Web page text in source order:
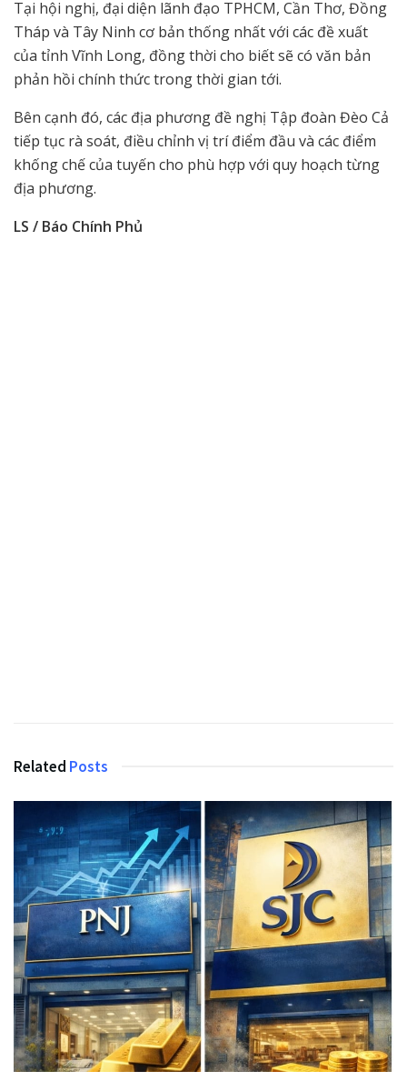
Tại hội nghị, đại diện lãnh đạo TPHCM, Cần Thơ, Đồng
Tháp và Tây Ninh cơ bản thống nhất với các đề xuất
của tỉnh Vĩnh Long, đồng thời cho biết sẽ có văn bản
phản hồi chính thức trong thời gian tới.
Bên cạnh đó, các địa phương đề nghị Tập đoàn Đèo Cả
tiếp tục rà soát, điều chỉnh vị trí điểm đầu và các điểm
khống chế của tuyến cho phù hợp với quy hoạch từng
địa phương.
LS / Báo Chính Phủ
Related Posts